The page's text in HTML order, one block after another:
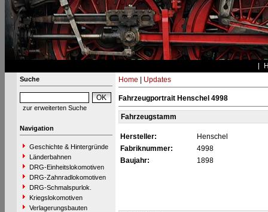
Suche
zur erweiterten Suche
Navigation
Geschichte & Hintergründe
Länderbahnen
DRG-Einheitslokomotiven
DRG-Zahnradlokomotiven
DRG-Schmalspurlok.
Kriegslokomotiven
Verlagerungsbauten
Home Updates
Fahrzeugportrait Henschel 4998
Fahrzeugstamm
Hersteller:
Henschel
Fabriknummer:
4998
Baujahr:
1898